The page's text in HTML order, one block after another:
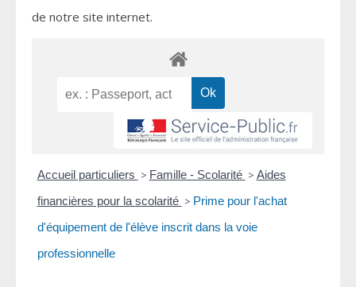
de notre site internet.
Accueil particuliers > Famille - Scolarité > Aides
financières pour la scolarité > Prime pour l'achat
d'équipement de l'élève inscrit dans la voie
professionnelle